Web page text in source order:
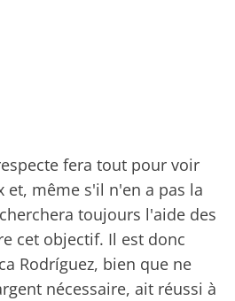
fera tout pour voir
et, même s'il n'en a pas la
toujours l'aide des
cet objectif. Il est donc
Rodríguez, bien que ne
nécessaire, ait réussi à